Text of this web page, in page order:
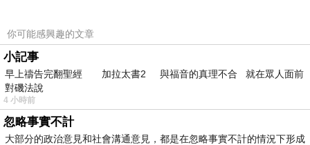
你可能感興趣的文章
小記事
早上禱告完翻聖經 加拉太書2 與福音的真理不合 就在眾人面前
對磯法說
4 小時前
忽略事實不計
大部分的政治意見和社會溝通意見，都是在忽略事實不計的情況下形成